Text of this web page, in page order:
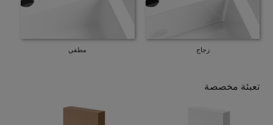
زجاج مطفي
تعبئة مخصصة